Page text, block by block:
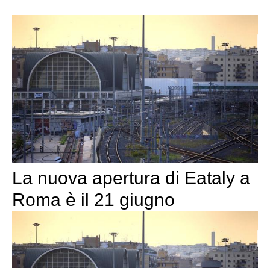
La nuova apertura di Eataly a
Roma è il 21 giugno